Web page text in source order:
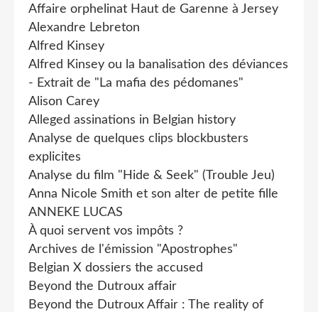
Affaire orphelinat Haut de Garenne à Jersey
Alexandre Lebreton
Alfred Kinsey
Alfred Kinsey ou la banalisation des déviances
- Extrait de "La mafia des pédomanes"
Alison Carey
Alleged assinations in Belgian history
Analyse de quelques clips blockbusters
explicites
Analyse du film "Hide & Seek" (Trouble Jeu)
Anna Nicole Smith et son alter de petite fille
ANNEKE LUCAS
À quoi servent vos impôts ?
Archives de l'émission "Apostrophes"
Belgian X dossiers the accused
Beyond the Dutroux affair
Beyond the Dutroux Affair : The reality of